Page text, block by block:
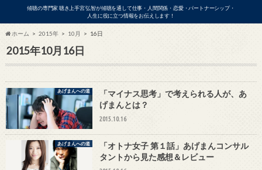
傾聴の専門家 聴き上手宮 弘智が傾聴を通して仕事・人間関係・恋愛・パートナーシップ・
人生に役に立つ情報をお伝えします！
ホーム 2015年 10月 16日
2015年10月16日
あげまんへの道
「マイナス思考」で考えられる人が、あ
げまんとは？
2015.10.16
あげまんへの道
「オトナ女子 第１話」あげまんコンサル
タントから見た感想＆レビュー